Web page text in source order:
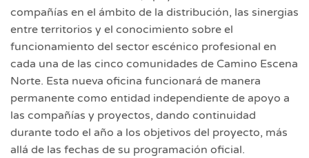
compañías en el ámbito de la distribución, las sinergias
entre territorios y el conocimiento sobre el
funcionamiento del sector escénico profesional en
cada una de las cinco comunidades de Camino Escena
Norte. Esta nueva oficina funcionará de manera
permanente como entidad independiente de apoyo a
las compañías y proyectos, dando continuidad
durante todo el año a los objetivos del proyecto, más
allá de las fechas de su programación oficial.